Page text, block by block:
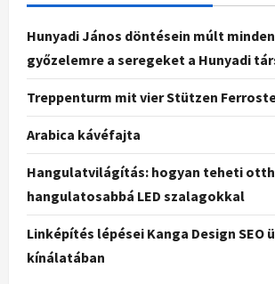
Hunyadi János döntésein múlt
győzelemre a seregeket a Hunyadi
Treppenturm mit vier Stützen
Arabica kávéfajta
Hangulatvilágítás: hogyan teheti
hangulatosabbá LED szalagokkal
Linképítés lépései Kanga Design SEO
kínálatában